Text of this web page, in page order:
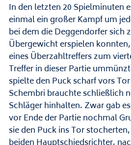
In den letzten 20 Spielminuten
einmal ein großer Kampf um
bei dem die Deggendorfer sich
Übergewicht erspielen
eines Überzahltreffers zum
Treffer in dieser Partie
spielte den Puck scharf vors
Schembri brauchte schließlich
Schläger hinhalten. Zwar gab
vor Ende der Partie nochmal
sie den Puck ins Tor